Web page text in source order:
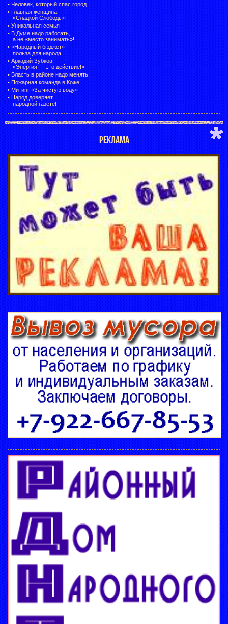
• Человек, который спас город
• Главная женщина
«Сладкой Слободы»
• Уникальная семья
• В Думе надо работать,
а не «место занимать»!
• «Народный бюджет» —
польза для народа
• Аркадий Зубков:
«Энергия — это действие!»
• Власть в районе надо менять!
• Пожарная команда в Коже
• Митинг «За чистую воду»
• Народ доверяет
народной газете!
РЕКЛАМА